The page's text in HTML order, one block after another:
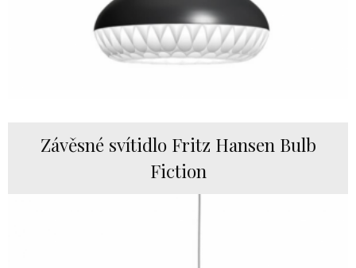
Závěsné svítidlo Fritz Hansen Bulb
Fiction